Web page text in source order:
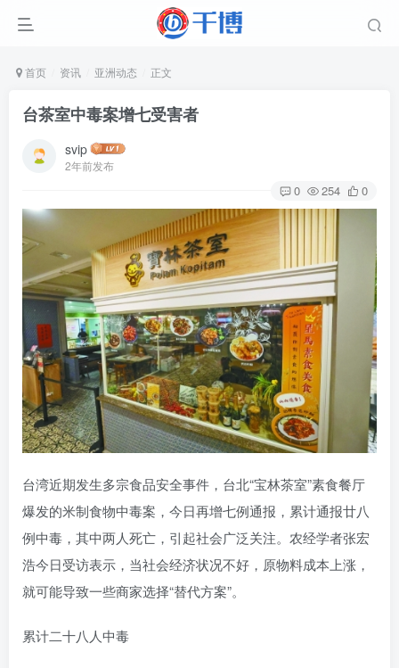
首页 资讯 亚洲动态 正文
台茶室中毒案增七受害者
svip
2年前发布
0 254 0
台湾近期发生多宗食品安全事件，台北“宝林茶室”素食餐厅
爆发的米制食物中毒案，今日再增七例通报，累计通报廿八
例中毒，其中两人死亡，引起社会广泛关注。农经学者张宏
浩今日受访表示，当社会经济状况不好，原物料成本上涨，
就可能导致一些商家选择“替代方案”。
累计二十八人中毒